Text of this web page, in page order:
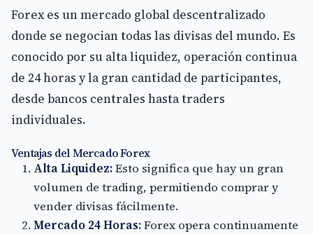
Forex es un mercado global descentralizado
donde se negocian todas las divisas del mundo. Es
conocido por su alta liquidez, operación continua
de 24 horas y la gran cantidad de participantes,
desde bancos centrales hasta traders
individuales.
Ventajas del Mercado Forex
Alta Liquidez:Esto significa que hay un gran
volumen de trading, permitiendo comprar y
vender divisas fácilmente.
Mercado 24 Horas:Forex opera continuamente